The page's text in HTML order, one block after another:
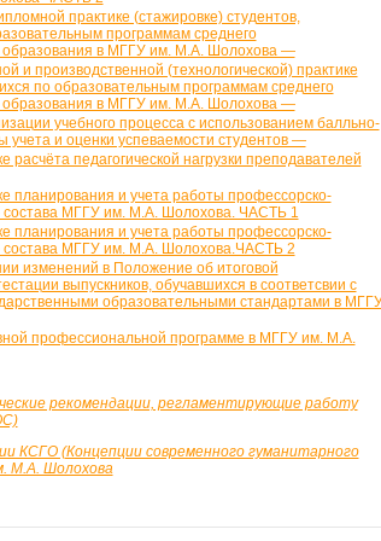
практике (стажировке) студентов,
программам среднего
образования в МГГУ им. М.А. Шолохова —
и производственной (технологической) практике
по образовательным программам среднего
образования в МГГУ им. М.А. Шолохова —
учебного процесса с использованием балльно-
учета и оценки успеваемости студентов —
расчёта педагогической нагрузки преподавателей
планирования и учета работы профессорско-
состава МГГУ им. М.А. Шолохова. ЧАСТЬ 1
планирования и учета работы профессорско-
состава МГГУ им. М.А. Шолохова.ЧАСТЬ 2
изменений в Положение об итоговой
выпускников, обучавшихся в соответсвии с
образовательными стандартами в
профессиональной программе в МГГУ им. М.А.
рекомендации, регламентирующие работу
КСГО (Концепции современного гуманитарного
М.А. Шолохова